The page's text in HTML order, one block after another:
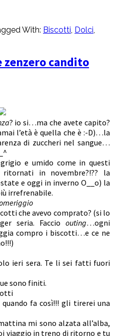
With: Biscotti, Dolci,
zenzero candito
? io si…ma che avete capito?
l’età è quella che è :-D)…la
di zuccheri nel sangue…
e umido come in questi
in novembre?!?? la
e oggi in inverno O__o) la
irrefrenabile.
che avevo comprato? (si lo
seria. Faccio outing…ogni
compro i biscotti…e ce ne
ieri sera. Te li sei fatti fuori
sono finiti.
fa così!!! gli tirerei una
mi sono alzata all’alba,
viaggio in treno di ritorno e tu